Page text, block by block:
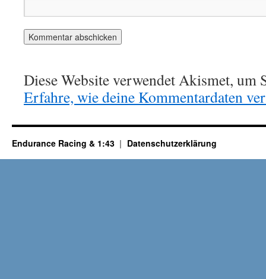
Diese Website verwendet Akismet, um
Erfahre, wie deine Kommentardaten
Endurance Racing & 1:43 Datenschutzerklärung